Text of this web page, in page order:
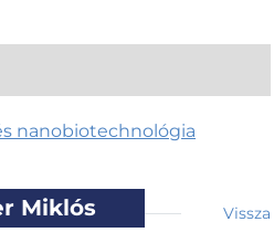
nanobiotechnológia
Miklós Vissza